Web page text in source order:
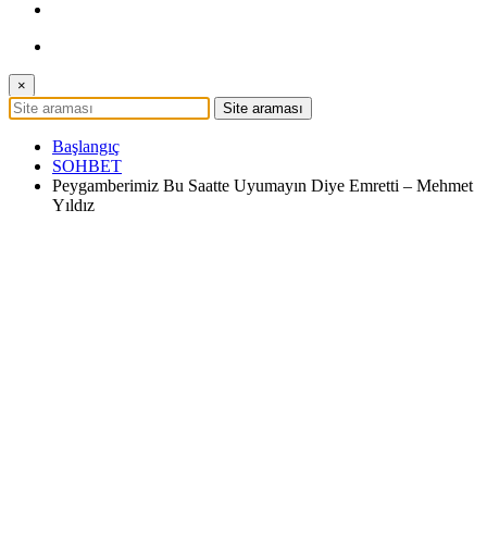
×
Başlangıç
SOHBET
Peygamberimiz Bu Saatte Uyumayın Diye Emretti – Mehmet
Yıldız